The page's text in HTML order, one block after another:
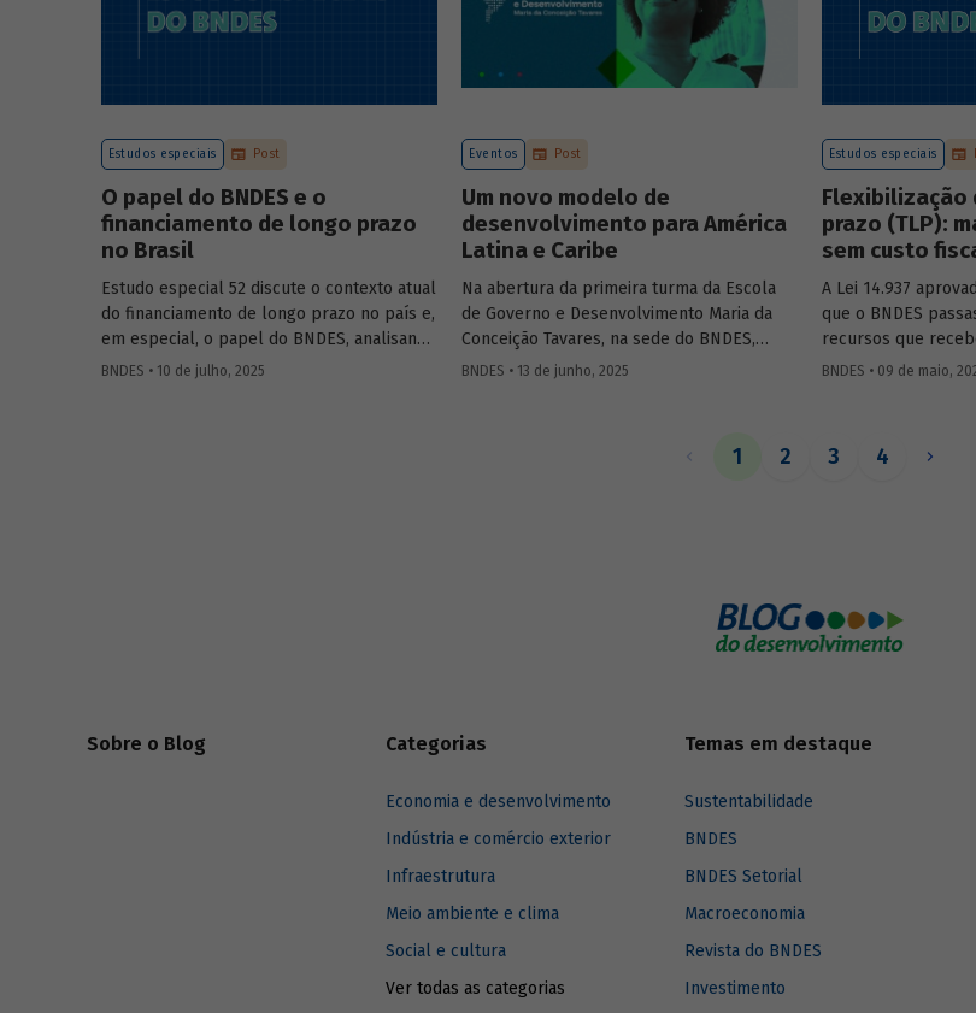
BNDES e os planos
Estudos especiais Post
O papel do BNDES e o
financiamento de longo prazo
no Brasil
Estudo especial 52 discute o contexto atual
do financiamento de longo prazo no país e,
em especial, o papel do BNDES, analisando
seu posicionamento no mercado de crédito
BNDES • 10 de julho, 2025
Eventos Post
Um novo modelo de
desenvolvimento para América
Latina e Caribe
Na abertura da primeira turma da Escola
de Governo e Desenvolvimento Maria da
Conceição Tavares, na sede do BNDES,
Aloizio Mercadante, presidente do BNDES,
Público debatarem um novo modelo de
BNDES • 13 de junho, 2025
Estudos especiais
Flexibilização
prazo (TLP):
sem custo
A Lei 14.937
que o BNDES
recursos que
ao Trabalhador
apoio do BNDES.
BNDES • 09 de maio,
1 2 3 4
Sobre o Blog Categorias
Economia e desenvolvimento
Indústria e comércio exterior
Infraestrutura
Meio ambiente e clima
Social e cultura
Ver todas as categorias
Temas em destaque
Sustentabilidade
BNDES
BNDES Setorial
Macroeconomia
Revista do BNDES
Investimento